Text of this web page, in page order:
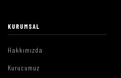
KURUMSAL
Hakkımızda
Kurucumuz